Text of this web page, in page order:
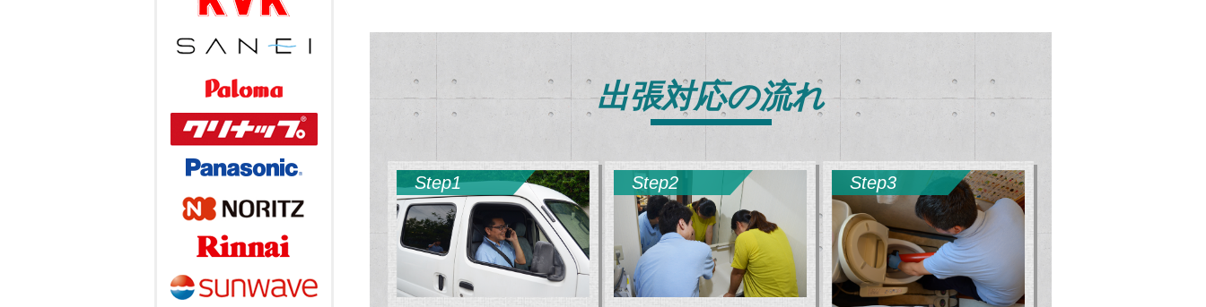
出張対応の流れ
Step1 Step2 Step3